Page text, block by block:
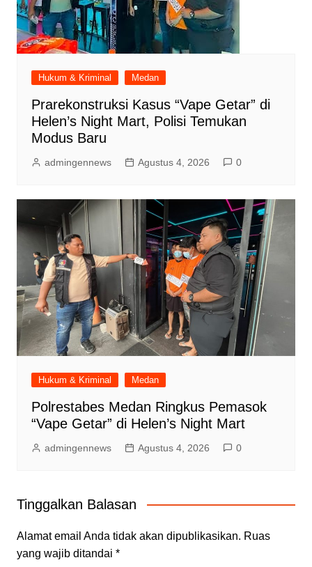
Hukum & Kriminal Medan
Prarekonstruksi Kasus “Vape Getar” di
Helen’s Night Mart, Polisi Temukan
Modus Baru
admingennews Agustus 4, 2026 0
Hukum & Kriminal Medan
Polrestabes Medan Ringkus Pemasok
“Vape Getar” di Helen’s Night Mart
admingennews Agustus 4, 2026 0
Tinggalkan Balasan
Alamat email Anda tidak akan dipublikasikan. Ruas
yang wajib ditandai *